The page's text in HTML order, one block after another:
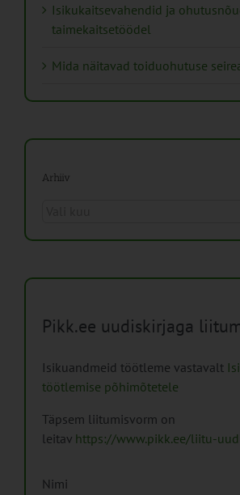
Isikukaitsevahendid ja
taimekaitsetöödel
Mida näitavad toiduohutuse
Arhiiv
Pikk.ee uudiskirjaga
Isikuandmeid töötleme vastavalt
töötlemise põhimõtetele
Täpsem liitumisvorm on
leitav https://www.pikk.ee/liitu-
Nimi